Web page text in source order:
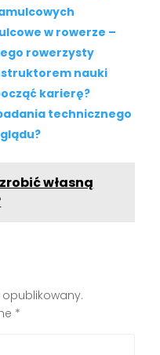
w rowerze –
rowerzysty
nauki
karierę?
technicznego
własną
*